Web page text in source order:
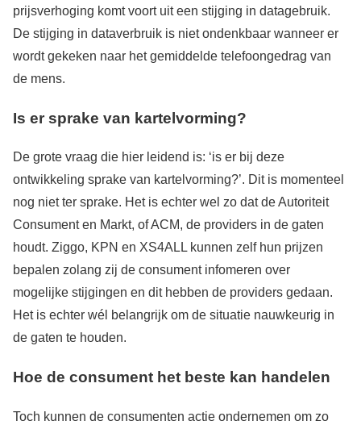
prijsverhoging komt voort uit een stijging in datagebruik.
De stijging in dataverbruik is niet ondenkbaar wanneer er
wordt gekeken naar het gemiddelde telefoongedrag van
de mens.
Is er sprake van kartelvorming?
De grote vraag die hier leidend is: ‘is er bij deze
ontwikkeling sprake van kartelvorming?’. Dit is momenteel
nog niet ter sprake. Het is echter wel zo dat de Autoriteit
Consument en Markt, of ACM, de providers in de gaten
houdt. Ziggo, KPN en XS4ALL kunnen zelf hun prijzen
bepalen zolang zij de consument infomeren over
mogelijke stijgingen en dit hebben de providers gedaan.
Het is echter wél belangrijk om de situatie nauwkeurig in
de gaten te houden.
Hoe de consument het beste kan handelen
Toch kunnen de consumenten actie ondernemen om zo